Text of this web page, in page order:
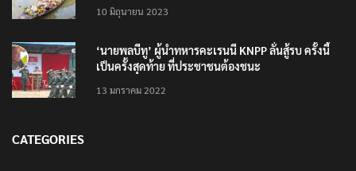
10 มิถุนายน 2023
‘นายพลบีทู’ ผู้นำทหารคะเรนนี KNPP ลั่นสู้รบ ครั้งนี้
เป็นครั้งสุดท้าย ที่ประชาชนต้องชนะ
13 มกราคม 2022
CATEGORIES